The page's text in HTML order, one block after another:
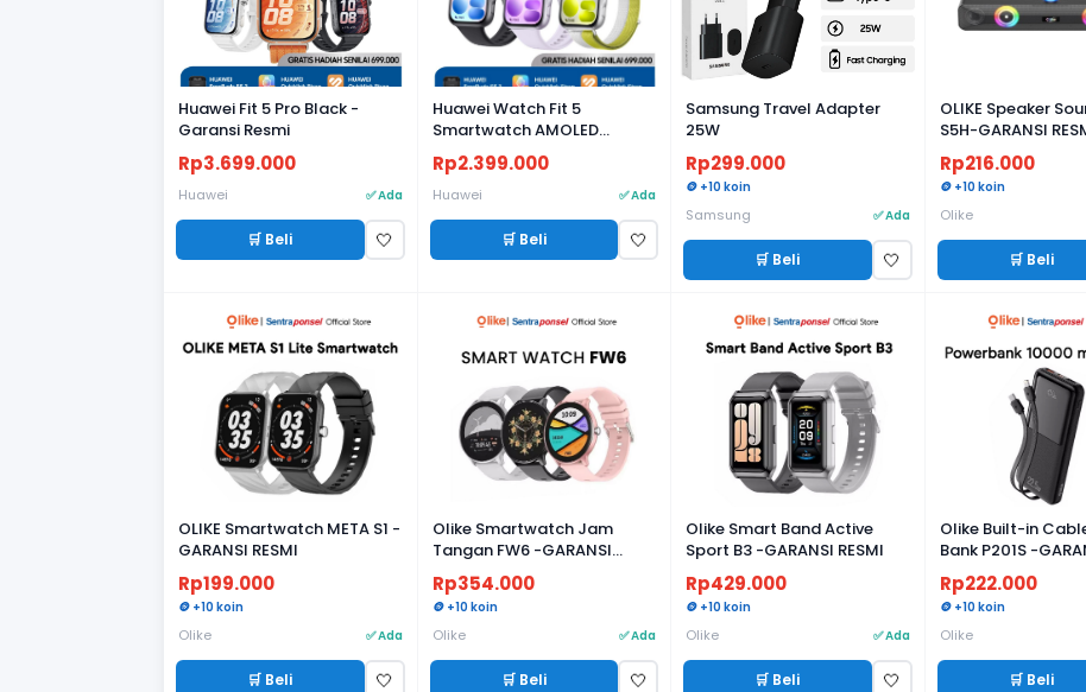
Huawei Fit 5 Pro Black -
Garansi Resmi
Rp3.699.000
Huawei ✅ Ada
🛒 Beli 🤍
Huawei Watch Fit 5
Smartwatch AMOLED
Ringan, Baterai Tahan Lama,
Fitness & Health Tracker -
Garansi Resmi
Rp2.399.000
Huawei ✅ Ada
🛒 Beli 🤍
Samsung Travel Adapter
25W
Rp299.000
🪙 +10 koin
Samsung ✅ Ada
🛒 Beli 🤍
OLIKE Speaker
S5H-GARANSI
Rp216.000
🪙 +10 koin
Olike
🛒 Beli
OLIKE Smartwatch META S1 -
GARANSI RESMI
Rp199.000
🪙 +10 koin
Olike ✅ Ada
🛒 Beli 🤍
Olike Smartwatch Jam
Tangan FW6 -GARANSI
RESMI
Rp354.000
🪙 +10 koin
Olike ✅ Ada
🛒 Beli 🤍
Olike Smart Band Active
Sport B3 -GARANSI RESMI
Rp429.000
🪙 +10 koin
Olike ✅ Ada
🛒 Beli 🤍
Olike Built-in
Bank P201S -
Rp222.000
🪙 +10 koin
Olike
🛒 Beli